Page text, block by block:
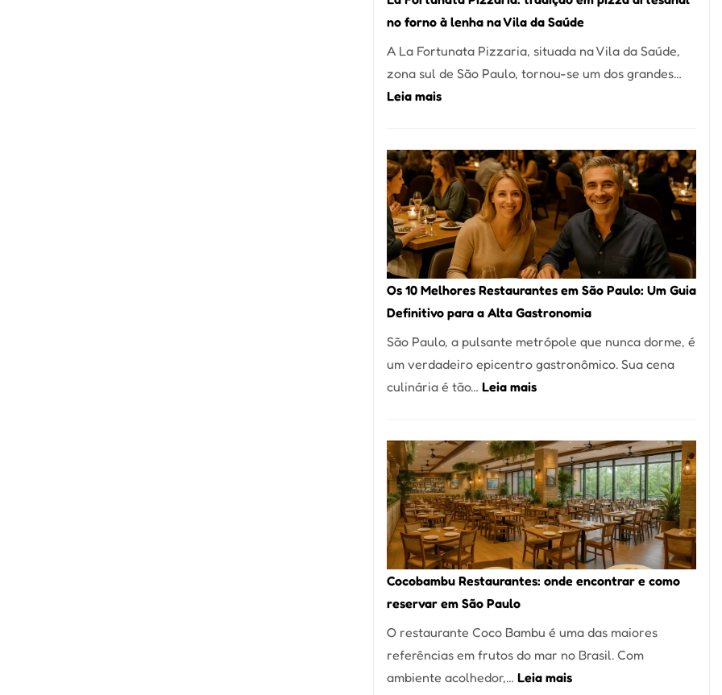
Mais
de
Pinheiros
no forno à lenha na Vila da Saúde
A La Fortunata Pizzaria, situada na Vila da Saúde,
zona sul de São Paulo, tornou-se um dos grandes…
Leia mais:
Pizzaria:
tradição
em
pizza
artesanal
no
forno
à
lenha
na
Vila
Os 10 Melhores Restaurantes em São Paulo: Um Guia
Definitivo para a Alta Gastronomia
São Paulo, a pulsante metrópole que nunca dorme, é
um verdadeiro epicentro gastronômico. Sua cena
culinária é tão… Leia mais:
Melhores
Restaurantes
em
São
Paulo:
Um
Guia
para
a
Alta
Cocobambu Restaurantes: onde encontrar e como
reservar em São Paulo
O restaurante Coco Bambu é uma das maiores
referências em frutos do mar no Brasil. Com
ambiente acolhedor,… Leia mais: